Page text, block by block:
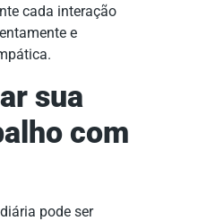
cada interação
e
sua
com
pode ser